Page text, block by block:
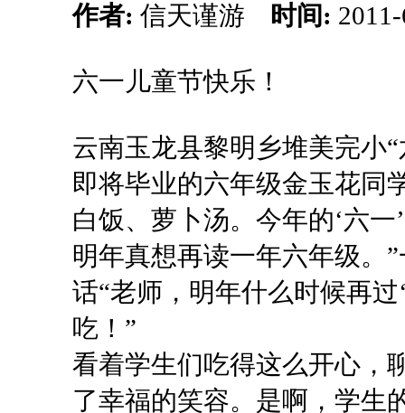
作者: 信天谨游 时间:
六一儿童节快乐！
云南玉龙县黎明乡堆美完小
即将毕业的六年级金玉花同
白饭、萝卜汤。今年的‘六
明年真想再读一年六年级。
话“老师，明年什么时候再
吃！”
看着学生们吃得这么开心，
了幸福的笑容。是啊，学生